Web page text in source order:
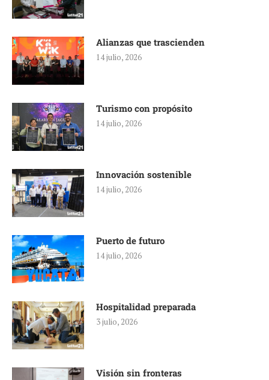
Alianzas que trascienden
14 julio, 2026
Turismo con propósito
14 julio, 2026
Innovación sostenible
14 julio, 2026
Puerto de futuro
14 julio, 2026
Hospitalidad preparada
3 julio, 2026
Visión sin fronteras